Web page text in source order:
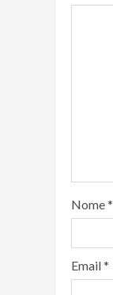
Nome*
Email*